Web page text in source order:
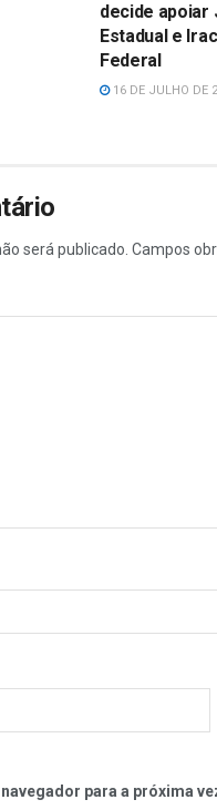
decide apoiar
Estadual e
Federal
16 DE JULHO DE
será publicado. Campos
para a próxima